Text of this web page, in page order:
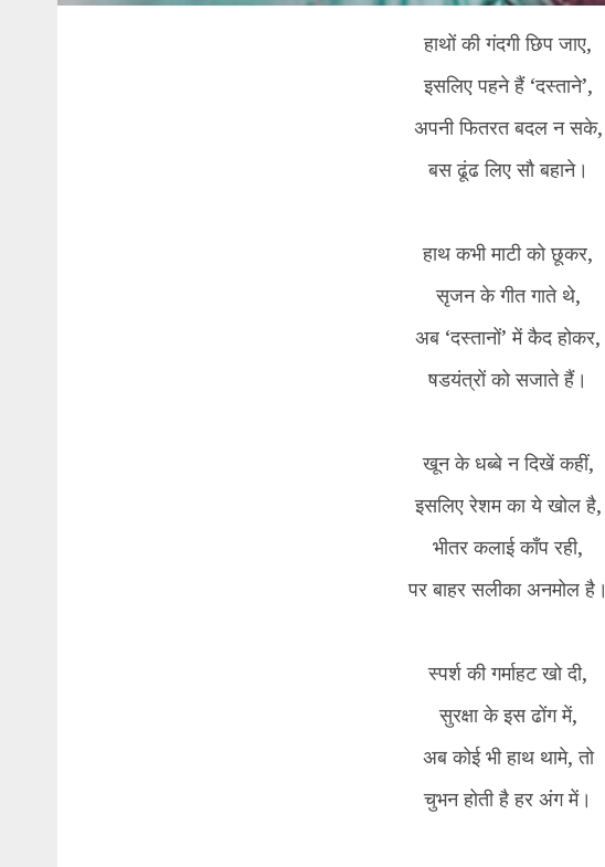
हाथों की गंदगी छिप जाए,
इसलिए पहने हैं ‘दस्ताने’,
अपनी फितरत बदल न सके,
बस ढूंढ लिए सौ बहाने।
हाथ कभी माटी को छूकर,
सृजन के गीत गाते थे,
अब ‘दस्तानों’ में कैद होकर,
षडयंत्रों को सजाते हैं।
खून के धब्बे न दिखें कहीं,
इसलिए रेशम का ये खोल है,
भीतर कलाई काँप रही,
पर बाहर सलीका अनमोल है।
स्पर्श की गर्माहट खो दी,
सुरक्षा के इस ढोंग में,
अब कोई भी हाथ थामे, तो
चुभन होती है हर अंग में।